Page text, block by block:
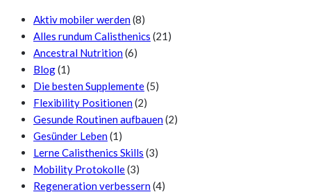
Aktiv mobiler werden(8)
Alles rundum Calisthenics (21)
Ancestral Nutrition(6)
Blog(1)
Die besten Supplemente(5)
Flexibility Positionen(2)
Gesunde Routinen aufbauen(2)
Gesünder Leben(1)
Lerne Calisthenics Skills (3)
Mobility Protokolle(3)
Regeneration verbessern(4)